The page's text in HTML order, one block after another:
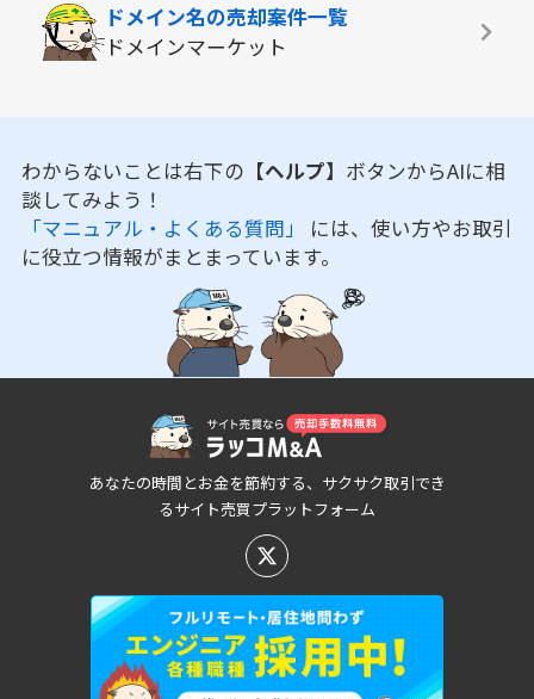
ドメイン名の売却案件一覧
ドメインマーケット
わからないことは右下の 【ヘルプ】 ボタンからAIに相
談してみよう！
「マニュアル・よくある質問」 には、使い方やお取引
に役立つ情報がまとまっています。
あなたの時間とお金を節約する、サクサク取引でき
るサイト売買プラットフォーム